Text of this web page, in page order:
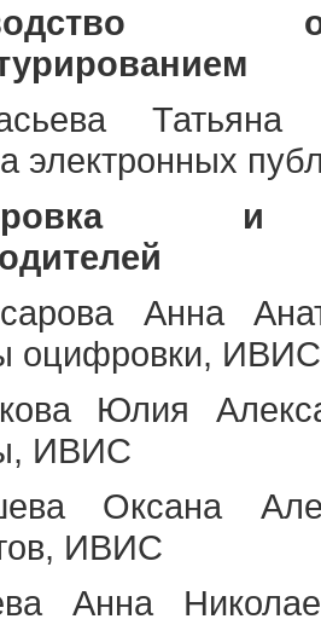
Татьяна
электронных
и
Анна
оцифровки, ИВИС
Юлия
ИВИС
Оксана
ИВИС
Анна